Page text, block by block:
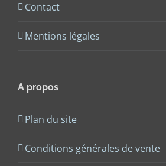
Contact
Mentions légales
A propos
Plan du site
Conditions générales de vente